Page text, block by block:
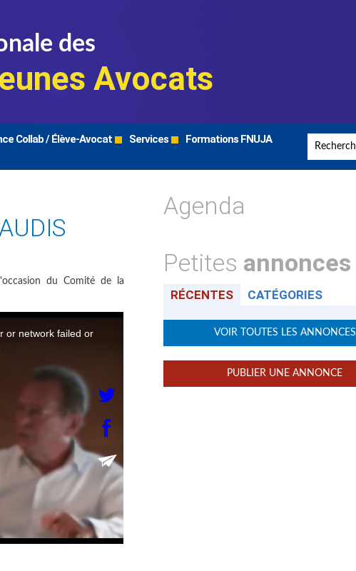
des
Avocats
Collab / Élève-Avocat Services
Formations FNUJA
du Comité de la
Agenda
Petites annonces
RÉCENTES CATÉGORIES
VOIR TOUTES LES ANNONCES
PUBLIER UNE ANNONCE